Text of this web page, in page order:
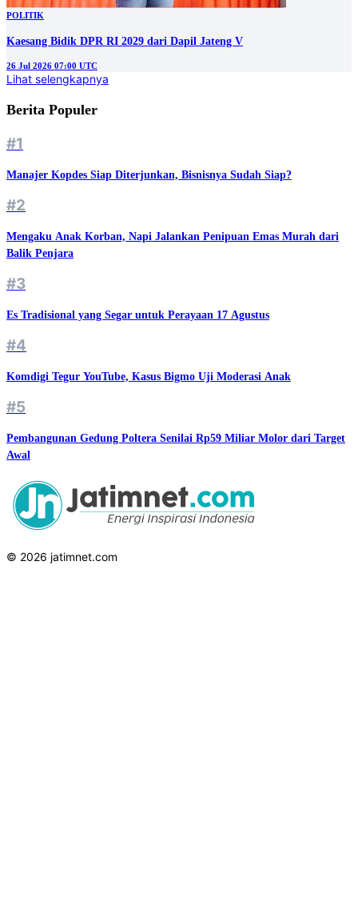
POLITIK
Kaesang Bidik DPR RI 2029 dari Dapil Jateng V
26 Jul 2026 07:00 UTC
Lihat selengkapnya
Berita Populer
#1
Manajer Kopdes Siap Diterjunkan, Bisnisnya Sudah Siap?
#2
Mengaku Anak Korban, Napi Jalankan Penipuan Emas Murah dari
Balik Penjara
#3
Es Tradisional yang Segar untuk Perayaan 17 Agustus
#4
Komdigi Tegur YouTube, Kasus Bigmo Uji Moderasi Anak
#5
Pembangunan Gedung Poltera Senilai Rp59 Miliar Molor dari Target
Awal
© 2026 jatimnet.com